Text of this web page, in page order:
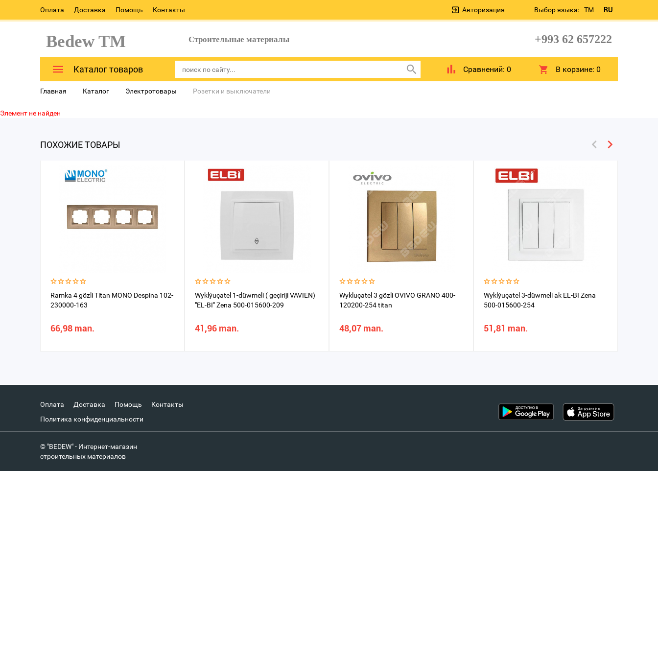
Оплата Доставка Помощь Контакты Выбор языка: TM RU
Авторизация
Bedew TM Строительные материалы +993 62 657222
Каталог товаров Сравнений: 0 В корзине:0
Главная Каталог Электротовары Розетки и выключатели
Элемент не найден
ПОХОЖИЕ ТОВАРЫ
Ramka 4 gözli Titan MONO Despina 102-
230000-163
66,98 man.
Wyklýuçatel 1-düwmeli ( geçiriji VAVIEN)
"EL-BI" Zena 500-015600-209
41,96 man.
Wykluçatel 3 gözli OVIVO GRANO 400-
120200-254 titan
48,07 man.
Wyklýuçatel 3-düwmeli ak EL-BI Zena
500-015600-254
51,81 man.
Оплата Доставка Помощь
Контакты
Политика конфиденциальности
© "BEDEW" - Интернет-магазин
строительных материалов